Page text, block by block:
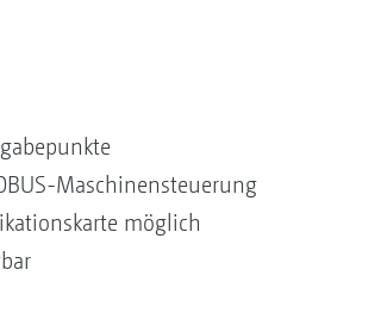
Maschinensteuerung
möglich